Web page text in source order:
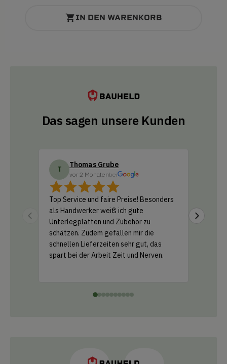
IN DEN WARENKORB
Das sagen unsere Kunden
T Thomas Grube
vor 2 Monatenbei
Top Service und faire Preise! Besonders
als Handwerker weiß ich gute
Unterlegplatten und Zubehör zu
schätzen. Zudem gefallen mir die
schnellen Lieferzeiten sehr gut, das
spart bei der Arbeit Zeit und Nerven.